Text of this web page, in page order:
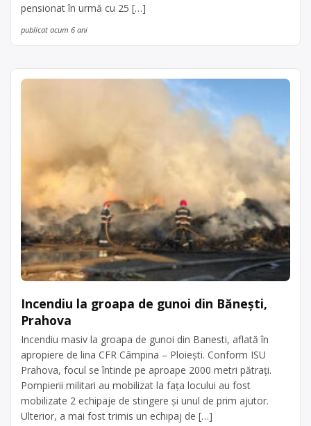
pensionat în urmă cu 25 […]
publicat acum 6 ani
Incendiu la groapa de gunoi din Bănești,
Prahova
Incendiu masiv la groapa de gunoi din Banesti, aflată în
apropiere de lina CFR Câmpina – Ploiești. Conform ISU
Prahova, focul se întinde pe aproape 2000 metri pătrați.
Pompierii militari au mobilizat la fața locului au fost
mobilizate 2 echipaje de stingere și unul de prim ajutor.
Ulterior, a mai fost trimis un echipaj de […]